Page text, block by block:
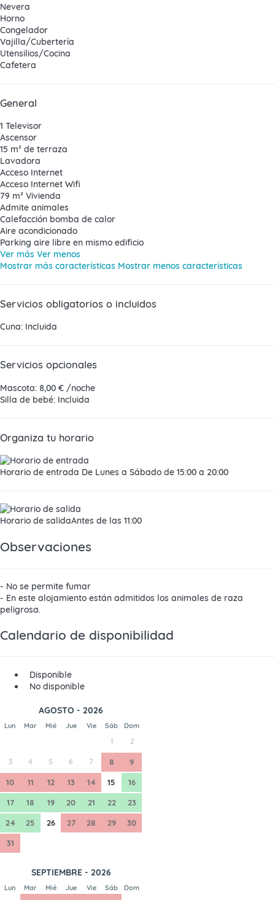
Nevera
Horno
Congelador
Vajilla/Cubertería
Utensilios/Cocina
Cafetera
General
1 Televisor
Ascensor
15 m² de terraza
Lavadora
Acceso Internet
Acceso Internet Wifi
79 m² Vivienda
Admite animales
Calefacción bomba de calor
Aire acondicionado
Parking aire libre en mismo edificio
Ver más Ver menos
Mostrar más características Mostrar menos características
Servicios obligatorios o incluidos
Cuna: Incluida
Servicios opcionales
Mascota: 8,00 € /noche
Silla de bebé: Incluida
Organiza tu horario
Horario de entrada De Lunes a Sábado de 15:00 a 20:00
Horario de salidaAntes de las 11:00
Observaciones
- No se permite fumar
- En este alojamiento están admitidos los animales de raza
peligrosa.
Calendario de disponibilidad
Disponible
No disponible
AGOSTO - 2026
Lun Mar Mié Jue Vie Sáb Dom
1 2
3 4 5 6 7 8 9
10 11 12 13 14 15 16
17 18 19 20 21 22 23
24 25 26 27 28 29 30
31
SEPTIEMBRE - 2026
Lun Mar Mié Jue Vie Sáb Dom